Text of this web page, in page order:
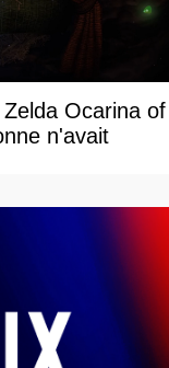
Ocarina of
n'avait